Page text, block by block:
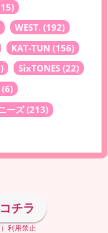
WEST. (192)
KAT-TUN (156)
SixTONES (22)
(6)
ーズ(213)
チラ
利用禁止